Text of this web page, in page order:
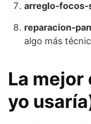
arreglo-focos-
reparacion-
algo más
La mejor
yo